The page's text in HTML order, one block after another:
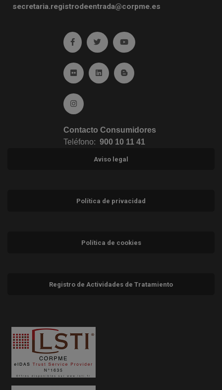
secretaria.registrodeentrada@corpme.es
Ir a facebook (abre en ventana nueva)
Ir a twitter (abre en ventana nueva)
Ir a YouTube (abre en
Ir a Flickr (abre en ventana nueva)
Ir a Linkedin (abre en ventana nueva)
Ir al Blog (abre en ventana
Ir a Instagram (abre en ventana nueva)
Contacto Consumidores
Teléfono: 900 10 11 41
Aviso legal
Política de privacidad
Política de cookies
Registro de Actividades de Tratamiento